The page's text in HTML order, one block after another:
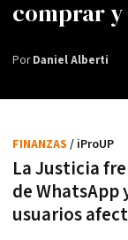
comprar
PorDaniel Alberti
La Justicia
de WhatsApp
usuarios
FINANZAS / iProUP